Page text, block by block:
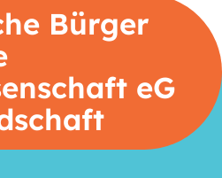
Bürger
eG